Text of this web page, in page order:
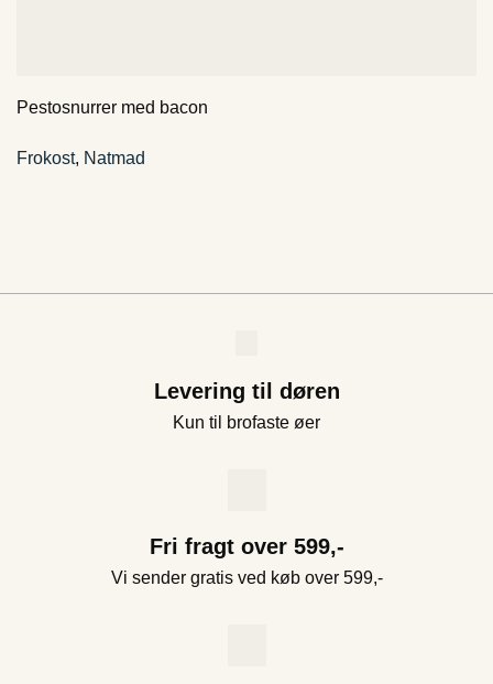
Pestosnurrer med bacon
Frokost, Natmad
Levering til døren
Kun til brofaste øer
Fri fragt over 599,-
Vi sender gratis ved køb over 599,-